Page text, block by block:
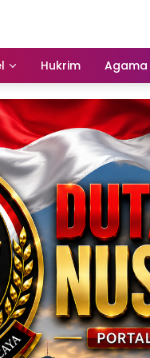
Hukrim Agama